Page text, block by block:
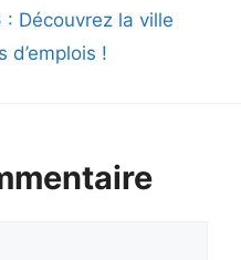
Découvrez la ville
d’emplois !